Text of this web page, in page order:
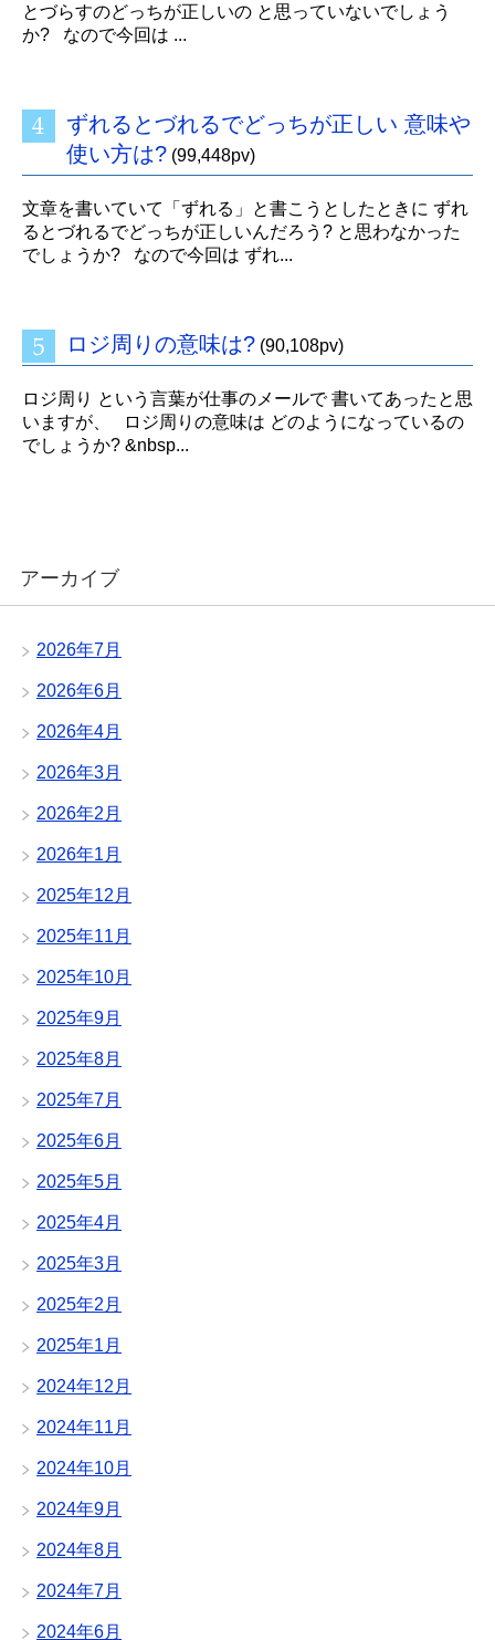
とづらすのどっちが正しいの と思っていないでしょう
か? なので今回は ...
ずれるとづれるでどっちが正しい 意味や
使い方は? (99,448pv)
文章を書いていて「ずれる」と書こうとしたときに ずれ
るとづれるでどっちが正しいんだろう? と思わなかった
でしょうか? なので今回は ずれ...
ロジ周りの意味は? (90,108pv)
ロジ周り という言葉が仕事のメールで 書いてあったと思
いますが、 ロジ周りの意味は どのようになっているの
でしょうか? &nbsp...
アーカイブ
2026年7月
2026年6月
2026年4月
2026年3月
2026年2月
2026年1月
2025年12月
2025年11月
2025年10月
2025年9月
2025年8月
2025年7月
2025年6月
2025年5月
2025年4月
2025年3月
2025年2月
2025年1月
2024年12月
2024年11月
2024年10月
2024年9月
2024年8月
2024年7月
2024年6月